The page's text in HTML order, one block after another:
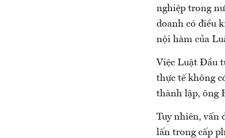
nghiệp trong
doanh có điều
nội hàm của
Việc Luật Đầu
thực tế không
thành lập, ông
Tuy nhiên, vấn
lấn trong cấp